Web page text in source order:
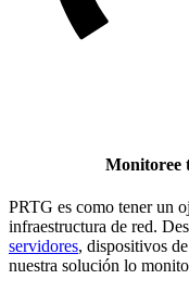
Monitoree
PRTG es como tener un
infraestructura de red.
servidores, dispositivos de
nuestra solución lo